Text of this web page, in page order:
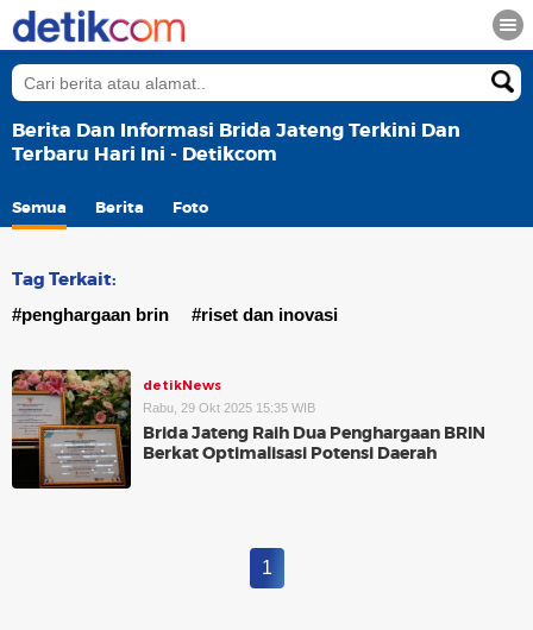
Berita Dan Informasi Brida Jateng Terkini Dan
Terbaru Hari Ini - Detikcom
Semua Berita Foto
Tag Terkait:
#penghargaan brin #riset dan inovasi
detikNews
Rabu, 29 Okt 2025 15:35 WIB
Brida Jateng Raih Dua Penghargaan BRIN
Berkat Optimalisasi Potensi Daerah
1